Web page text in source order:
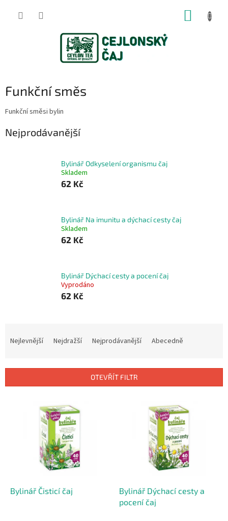
Funkční směs
Funkční směsi bylin
Nejprodávanější
Bylinář Odkyselení organismu čaj
Skladem
62 Kč
Bylinář Na imunitu a dýchací cesty čaj
Skladem
62 Kč
Bylinář Dýchací cesty a pocení čaj
Vyprodáno
62 Kč
í
Nejlevnější Nejdražší Nejprodávanější Abecedně
OTEVŘÍT FILTR
Bylinář Čisticí čaj
Bylinář Dýchací cesty a
pocení čaj